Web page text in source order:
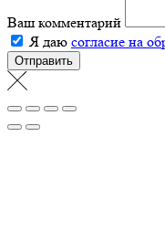
Ваш комментарий
Я даю согласие на
Отправить